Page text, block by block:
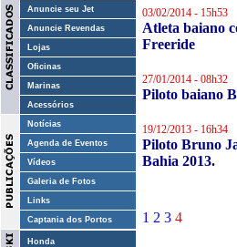
Anuncie seu Jet
Anuncie Revendas
Lojas
Oficinas
Marinas
Acessórios
Notícias
Agenda de Eventos
Vídeos
Galeria de Fotos
Links
Captania dos Portos
Honda
03/02/2014 - 15h53
Atleta baiano
Freeride
27/01/2014 - 08h32
Piloto baiano
19/12/2013 - 16h34
Piloto Bruno
Bahia 2013.
1 2 3 4